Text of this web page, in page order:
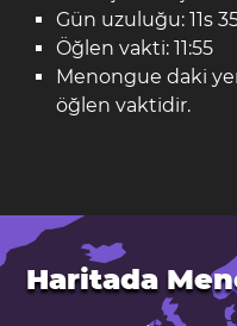
Gün uzuluğu: 11s
Öğlen vakti: 11:55
Menongue daki
öğlen vaktidir.
Haritada